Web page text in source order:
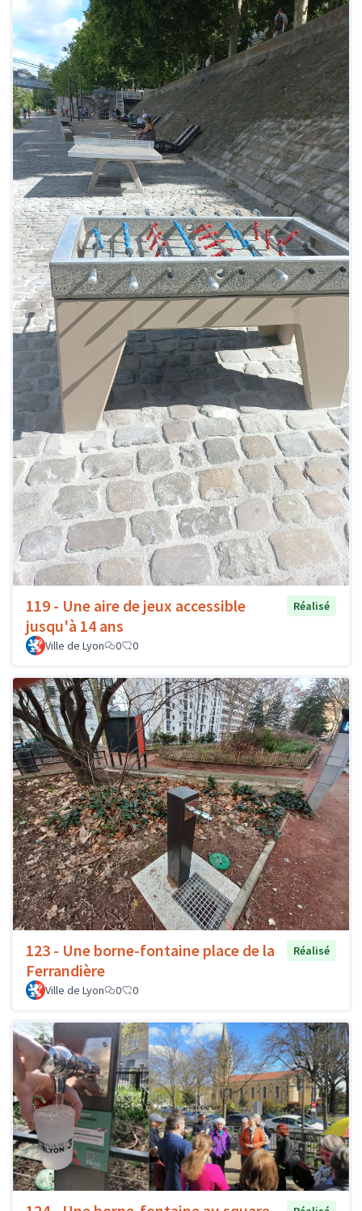
119 - Une aire de jeux accessible
jusqu'à 14 ans
Réalisé
Ville de Lyon 0 0
123 - Une borne-fontaine place de la
Ferrandière
Réalisé
Ville de Lyon 0 0